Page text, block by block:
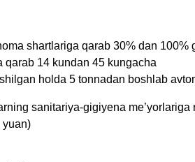
shartlariga qarab 30% dan 100%
qarab 14 kundan 45 kungacha
holda 5 tonnadan boshlab
sanitariya-gigiyena me’yorlariga
yuan)